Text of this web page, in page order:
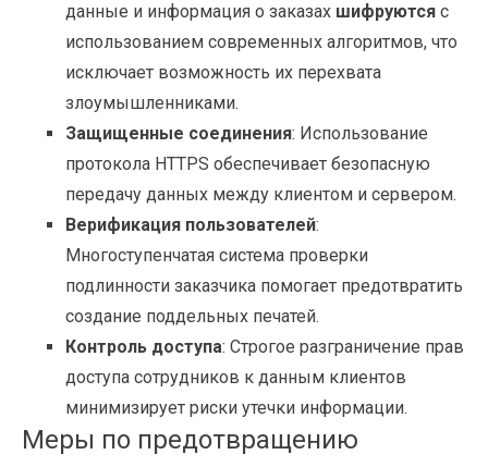
данные и информация о заказах шифруются с
использованием современных алгоритмов, что
исключает возможность их перехвата
злоумышленниками.
Защищенные соединения: Использование
протокола HTTPS обеспечивает безопасную
передачу данных между клиентом и сервером.
Верификация пользователей:
Многоступенчатая система проверки
подлинности заказчика помогает предотвратить
создание поддельных печатей.
Контроль доступа: Строгое разграничение прав
доступа сотрудников к данным клиентов
минимизирует риски утечки информации.
Меры по предотвращению